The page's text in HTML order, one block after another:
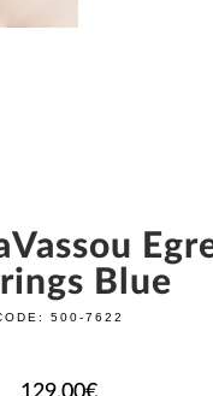
Blue
500-7622